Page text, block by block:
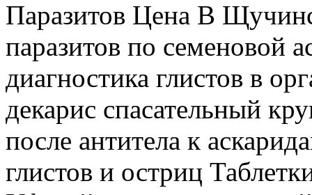
Паразитов Цена В
паразитов по семеновой
диагностика глистов в
декарис спасательный
после антитела к
глистов и остриц